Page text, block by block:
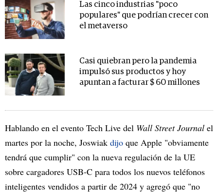
Las cinco industrias "poco
populares" que podrían crecer con
el metaverso
Casi quiebran pero la pandemia
impulsó sus productos y hoy
apuntan a facturar $ 60 millones
Hablando en el evento Tech Live del Wall Street Journal el
martes por la noche, Joswiak dijo que Apple "obviamente
tendrá que cumplir" con la nueva regulación de la UE
sobre cargadores USB-C para todos los nuevos teléfonos
inteligentes vendidos a partir de 2024 y agregó que "no